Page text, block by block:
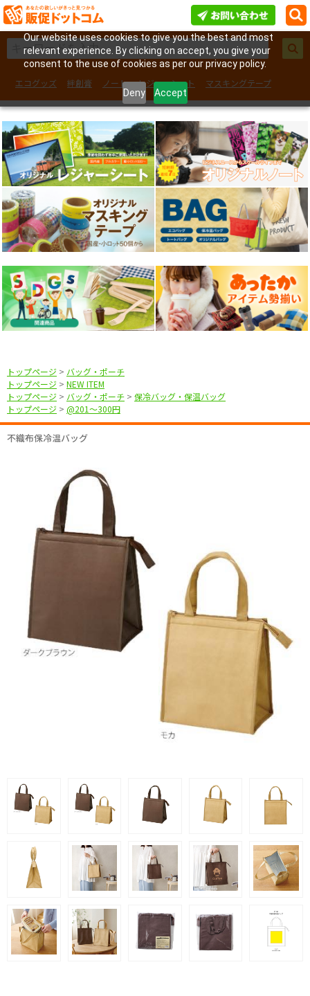
Our website uses cookies to give you the best and most
relevant experience. By clicking on accept, you give your
consent to the use of cookies as per our privacy policy.
Deny Accept
エコグッズ 絆創膏 ノート レジャーシート
マスキングテープ
フェイスシール
トップページ > バッグ・ポーチ
トップページ > NEW ITEM
トップページ > バッグ・ポーチ > 保冷バッグ・保温バッグ
トップページ > @201〜300円
不織布保冷温バッグ